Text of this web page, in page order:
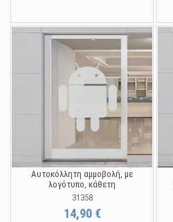
Αυτοκόλλητη αμμοβολή, με
λογότυπο, κάθετη
31358
14,90 €